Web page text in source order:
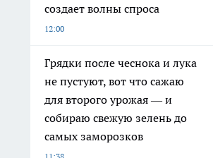
создает волны спроса
12:00
Грядки после чеснока и лука
не пустуют, вот что сажаю
для второго урожая — и
собираю свежую зелень до
самых заморозков